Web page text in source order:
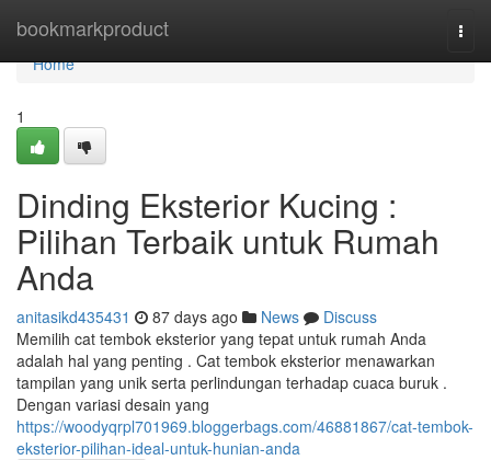
bookmarkproduct
Home
Home
1
Dinding Eksterior Kucing :
Pilihan Terbaik untuk Rumah
Anda
anitasikd435431 87 days ago News
Discuss
Memilih cat tembok eksterior yang tepat untuk rumah Anda
adalah hal yang penting . Cat tembok eksterior menawarkan
tampilan yang unik serta perlindungan terhadap cuaca buruk .
Dengan variasi desain yang
https://woodyqrpl701969.bloggerbags.com/46881867/cat-tembok-
eksterior-pilihan-ideal-untuk-hunian-anda